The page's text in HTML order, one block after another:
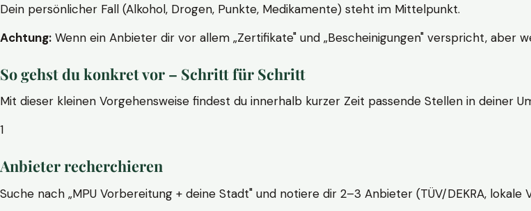
Dein persönlicher Fall (Alkohol, Drogen, Punkte, Medikamente) steht im Mittelpunkt.
Achtung: Wenn ein Anbieter dir vor allem „Zertifikate" und „Bescheinigungen" verspricht,
So gehst du konkret vor – Schritt für Schritt
Mit dieser kleinen Vorgehensweise findest du innerhalb kurzer Zeit passende Stellen in deiner
1
Anbieter recherchieren
Suche nach „MPU Vorbereitung + deine Stadt" und notiere dir 2–3 Anbieter (TÜV/DEKRA, lokale